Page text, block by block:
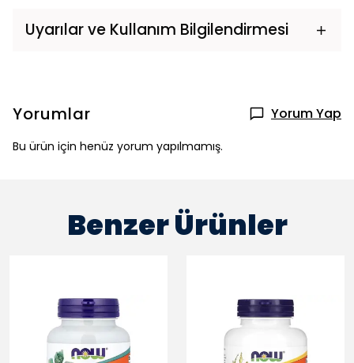
Uyarılar ve Kullanım Bilgilendirmesi
Yorumlar Yorum Yap
Bu ürün için henüz yorum yapılmamış.
Benzer Ürünler